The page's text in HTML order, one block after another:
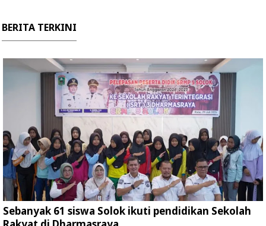
BERITA TERKINI
Sebanyak 61 siswa Solok ikuti pendidikan Sekolah